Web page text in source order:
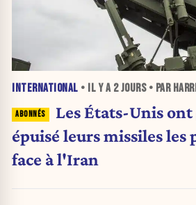
INTERNATIONAL • IL Y A 2 JOURS• PAR
Les États-Unis ont
épuisé leurs missiles les
face à l'Iran